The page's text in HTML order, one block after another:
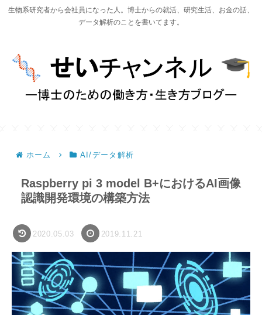
生物系研究者から会社員になった人。博士からの就活、研究生活、お金の話、
データ解析のことを書いてます。
ホーム AI/データ解析
Raspberry pi 3 model B+におけるAI画像
認識開発環境の構築方法
2020.05.03 2019.11.21